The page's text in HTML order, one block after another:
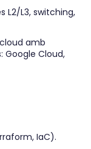
L2/L3, switching,
amb
Google Cloud,
IaC).